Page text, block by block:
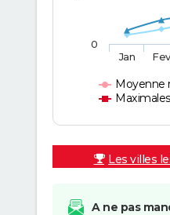
Moyenne
Jan Fev
0
Les villes
A ne pas